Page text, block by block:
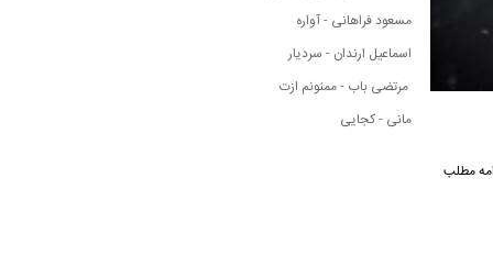
ادامه مطلب
مسعود فراهانی - آواره
اسماعیل ارندان - سردیار
مرتضی باب - ممنونم ازت
مانی - کجایی